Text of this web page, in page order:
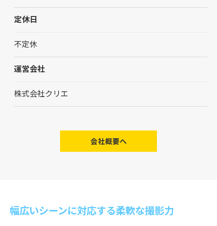
定休日
不定休
運営会社
株式会社クリエ
会社概要へ
幅広いシーンに対応する柔軟な撮影力